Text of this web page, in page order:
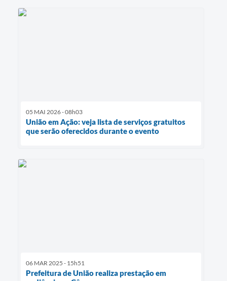
05 MAI 2026 - 08h03
União em Ação: veja lista de serviços gratuitos
que serão oferecidos durante o evento
06 MAR 2025 - 15h51
Prefeitura de União realiza prestação em